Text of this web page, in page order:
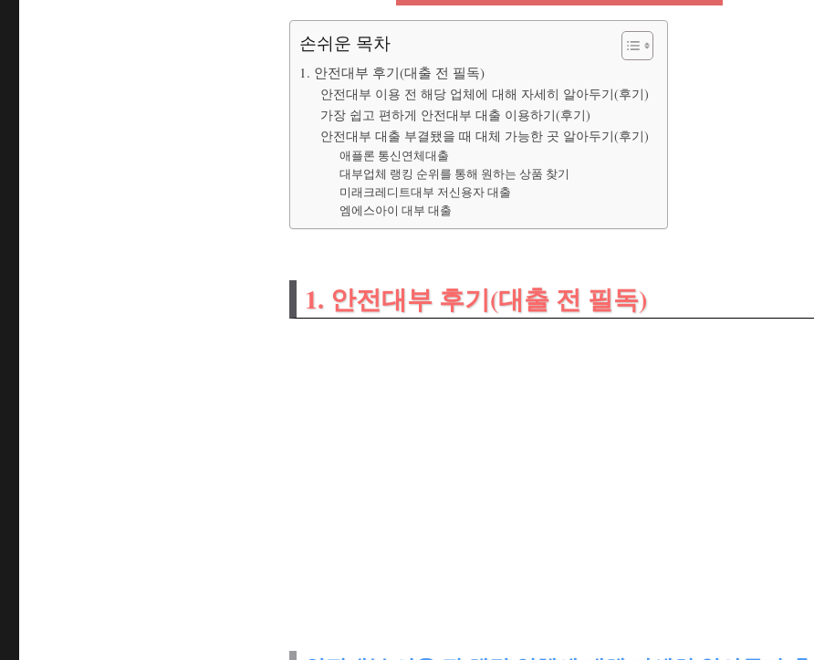
손쉬운 목차
1. 안전대부 후기(대출 전 필독)
안전대부 이용 전 해당 업체에 대해 자세히 알아두기(후기)
가장 쉽고 편하게 안전대부 대출 이용하기(후기)
안전대부 대출 부결됐을 때 대체 가능한 곳 알아두기(후기)
애플론 통신연체대출
대부업체 랭킹 순위를 통해 원하는 상품 찾기
미래크레디트대부 저신용자 대출
엠에스아이 대부 대출
1. 안전대부 후기(대출 전 필독)